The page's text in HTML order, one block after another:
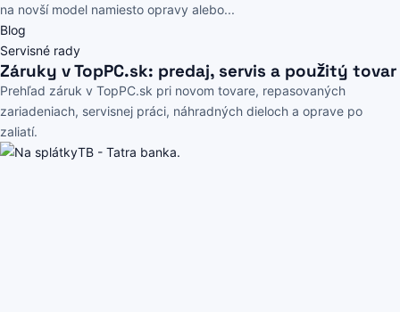
na novší model namiesto opravy alebo...
Blog
Servisné rady
Záruky v TopPC.sk: predaj, servis a použitý tovar
Prehľad záruk v TopPC.sk pri novom tovare, repasovaných
zariadeniach, servisnej práci, náhradných dieloch a oprave po
zaliatí.